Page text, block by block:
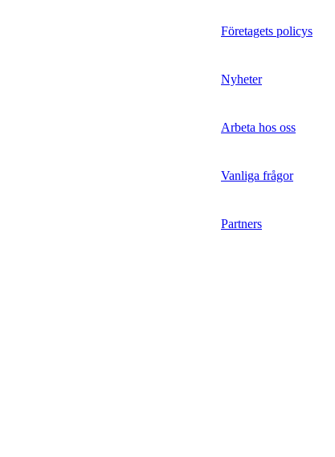
Företagets policys
Nyheter
Arbeta hos oss
Vanliga frågor
Partners